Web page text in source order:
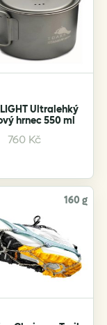
options
chosen
on
product
page
Ultralehký
hrnec 550 ml
760 Kč
160 g